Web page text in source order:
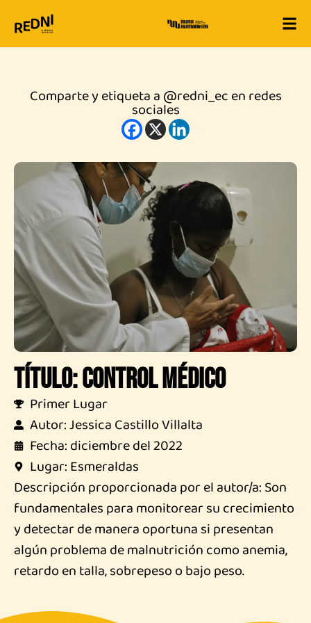
Comparte y etiqueta a @redni_ec en redes
sociales
Título: Control Médico
Primer Lugar
Autor: Jessica Castillo Villalta
Fecha: diciembre del 2022
Lugar: Esmeraldas
Descripción proporcionada por el autor/a: Son
fundamentales para monitorear su crecimiento
y detectar de manera oportuna si presentan
algún problema de malnutrición como anemia,
retardo en talla, sobrepeso o bajo peso.